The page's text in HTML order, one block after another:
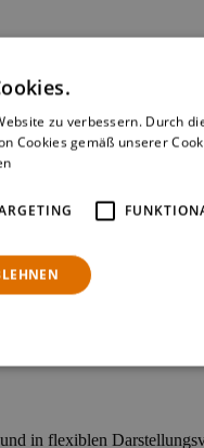
alle Kanäle hinweg
in flexiblen
zu verbessern. Durch
Cookies gemäß unserer